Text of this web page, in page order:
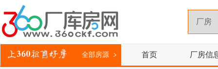
全部房源 首页 厂房信